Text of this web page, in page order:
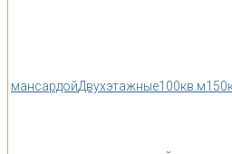
мансардойДвухэтажные100кв.м